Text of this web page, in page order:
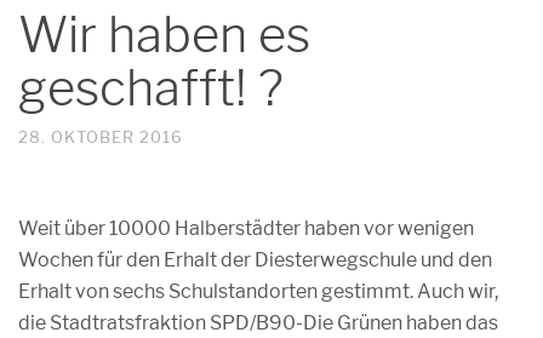
Wir haben es
geschafft! ?
28. OKTOBER 2016
Weit über 10000 Halberstädter haben vor wenigen
Wochen für den Erhalt der Diesterwegschule und den
Erhalt von sechs Schulstandorten gestimmt. Auch wir,
die Stadtratsfraktion SPD/B90-Die Grünen haben das